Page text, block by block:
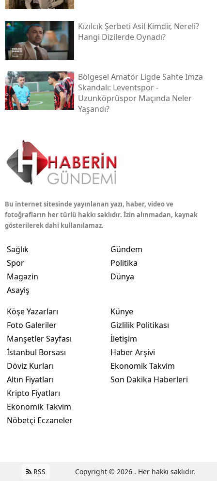
Kızılcık Şerbeti Asil Kimdir, Nereli?
Hangi Dizilerde Oynadı?
Bölgesel Amatör Ligde Sahte Imza
Skandalı: Leventspor -
Uzunköprüspor Maçında Neler
Yaşandı?
Bu internet sitesinde yayınlanan yazı, haber, video ve
fotoğrafların her türlü hakkı saklıdır. İzin alınmadan, kaynak
gösterilerek dahi kullanılamaz.
Sağlık
Spor
Magazin
Asayiş
Gündem
Politika
Dünya
Köşe Yazarları
Foto Galeriler
Manşetler Sayfası
İstanbul Borsası
Döviz Kurları
Altın Fiyatları
Kripto Fiyatları
Ekonomik Takvim
Nöbetçi Eczaneler
Künye
Gizlilik Politikası
İletişim
Haber Arşivi
Ekonomik Takvim
Son Dakika Haberleri
RSS Copyright © 2026 . Her hakkı saklıdır.